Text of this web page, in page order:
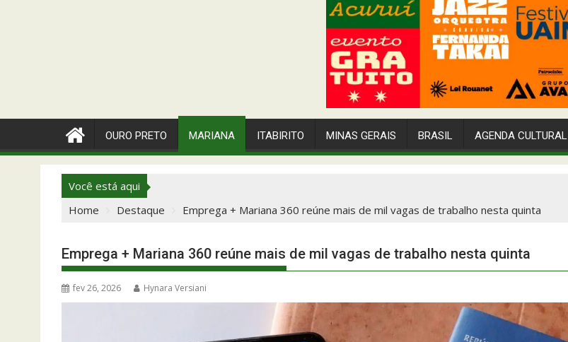
OURO PRETO MARIANA ITABIRITO MINAS GERAIS BRASIL AGENDA CULTURAL
Você está aqui
Home
Destaque Emprega + Mariana 360 reúne mais de mil vagas de trabalho nesta quinta
Emprega + Mariana 360 reúne mais de mil vagas de trabalho nesta quinta
fev 26, 2026 Hynara Versiani